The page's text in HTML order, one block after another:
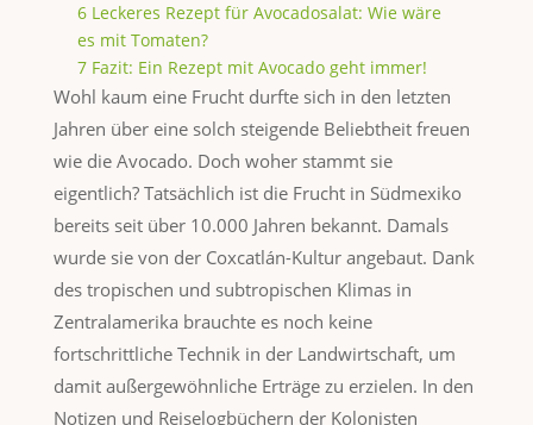
6 Leckeres Rezept für Avocadosalat: Wie wäre
es mit Tomaten?
7 Fazit: Ein Rezept mit Avocado geht immer!
Wohl kaum eine Frucht durfte sich in den letzten
Jahren über eine solch steigende Beliebtheit freuen
wie die Avocado. Doch woher stammt sie
eigentlich? Tatsächlich ist die Frucht in Südmexiko
bereits seit über 10.000 Jahren bekannt. Damals
wurde sie von der Coxcatlán-Kultur angebaut. Dank
des tropischen und subtropischen Klimas in
Zentralamerika brauchte es noch keine
fortschrittliche Technik in der Landwirtschaft, um
damit außergewöhnliche Erträge zu erzielen. In den
Notizen und Reiselogbüchern der Kolonisten